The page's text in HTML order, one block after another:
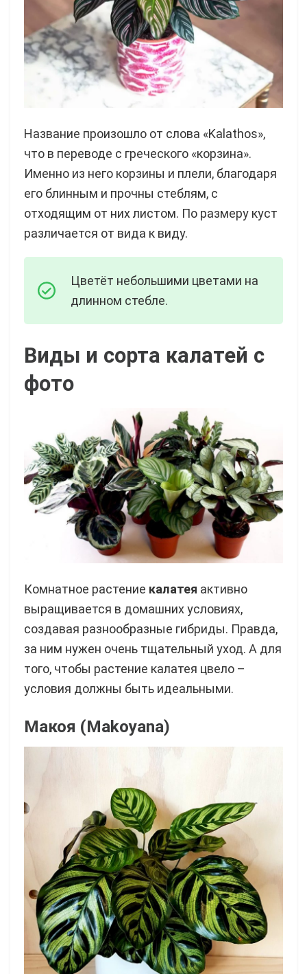
Название произошло от слова «Kalathos»,
что в переводе с греческого «корзина».
Именно из него корзины и плели, благодаря
его блинным и прочны стеблям, с
отходящим от них листом. По размеру куст
различается от вида к виду.
Цветёт небольшими цветами на
длинном стебле.
Виды и сорта калатей с
фото
Комнатное растение калатея активно
выращивается в домашних условиях,
создавая разнообразные гибриды. Правда,
за ним нужен очень тщательный уход. А для
того, чтобы растение калатея цвело –
условия должны быть идеальными.
Макоя (Makoyana)